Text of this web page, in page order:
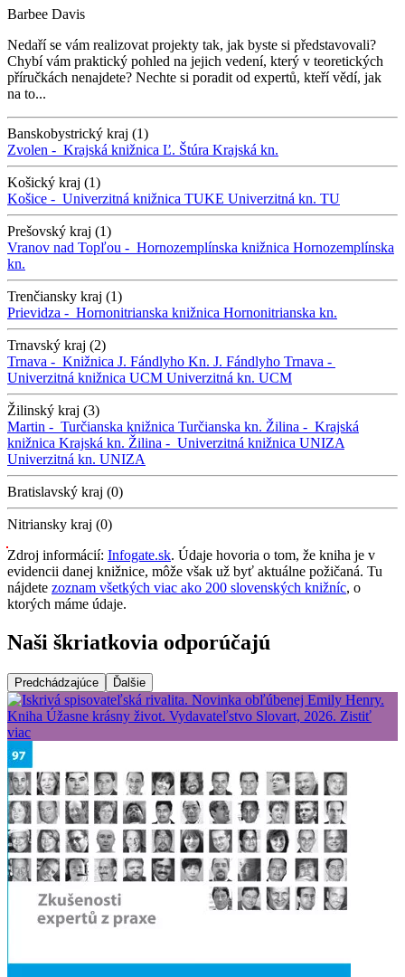
Barbee Davis
Nedaří se vám realizovat projekty tak, jak byste si představovali?
Chybí vám praktický pohled na jejich vedení, který v teoretických
příručkách nenajdete? Nechte si poradit od expertů, kteří vědí, jak
na to...
Banskobystrický kraj (1)
Zvolen - Krajská knižnica Ľ. Štúra Krajská kn.
Košický kraj (1)
Košice - Univerzitná knižnica TUKE Univerzitná kn. TU
Prešovský kraj (1)
Vranov nad Topľou - Hornozemplínska knižnica Hornozemplínska
kn.
Trenčiansky kraj (1)
Prievidza - Hornonitrianska knižnica Hornonitrianska kn.
Trnavský kraj (2)
Trnava - Knižnica J. Fándlyho Kn. J. Fándlyho Trnava -
Univerzitná knižnica UCM Univerzitná kn. UCM
Žilinský kraj (3)
Martin - Turčianska knižnica Turčianska kn. Žilina - Krajská
knižnica Krajská kn. Žilina - Univerzitná knižnica UNIZA
Univerzitná kn. UNIZA
Bratislavský kraj (0)
Nitriansky kraj (0)
Zdroj informácií: Infogate.sk. Údaje hovoria o tom, že kniha je v
evidencii danej knižnice, môže však už byť aktuálne požičaná. Tu
nájdete zoznam všetkých viac ako 200 slovenských knižníc, o
ktorých máme údaje.
Naši škriatkovia odporúčajú
Predchádzajúce Ďalšie